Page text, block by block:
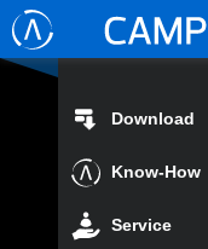
Download
Know-How
Service